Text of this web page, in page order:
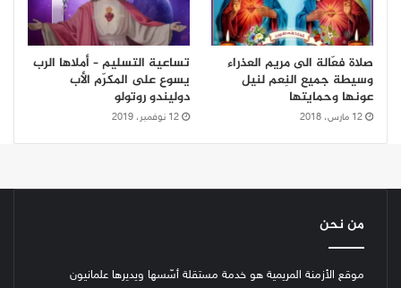
صلاة فعّالة الى مريم العذراء
وسيطة جميع النِعم لنيل
عونها وحمايتها
12 مارس، 2018
تساعية التسليم – أملاها الرب
يسوع على المكرّم الأب
دوليندو روتولو
12 نوفمبر، 2019
من نحن
موقع الأزمنة المريمية هو خدمة مستقلة أسّسها ويديرها علمانيون